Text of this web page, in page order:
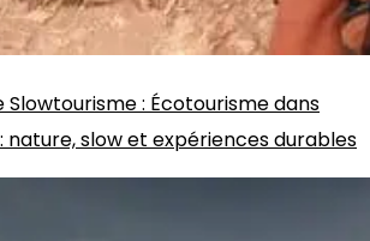
Slowtourisme: Écotourisme dans
: nature, slow et expériences durables